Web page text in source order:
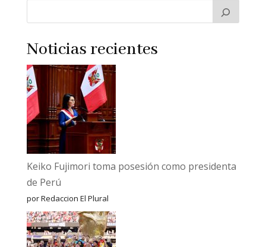
Noticias recientes
Keiko Fujimori toma posesión como presidenta
de Perú
por Redaccion El Plural